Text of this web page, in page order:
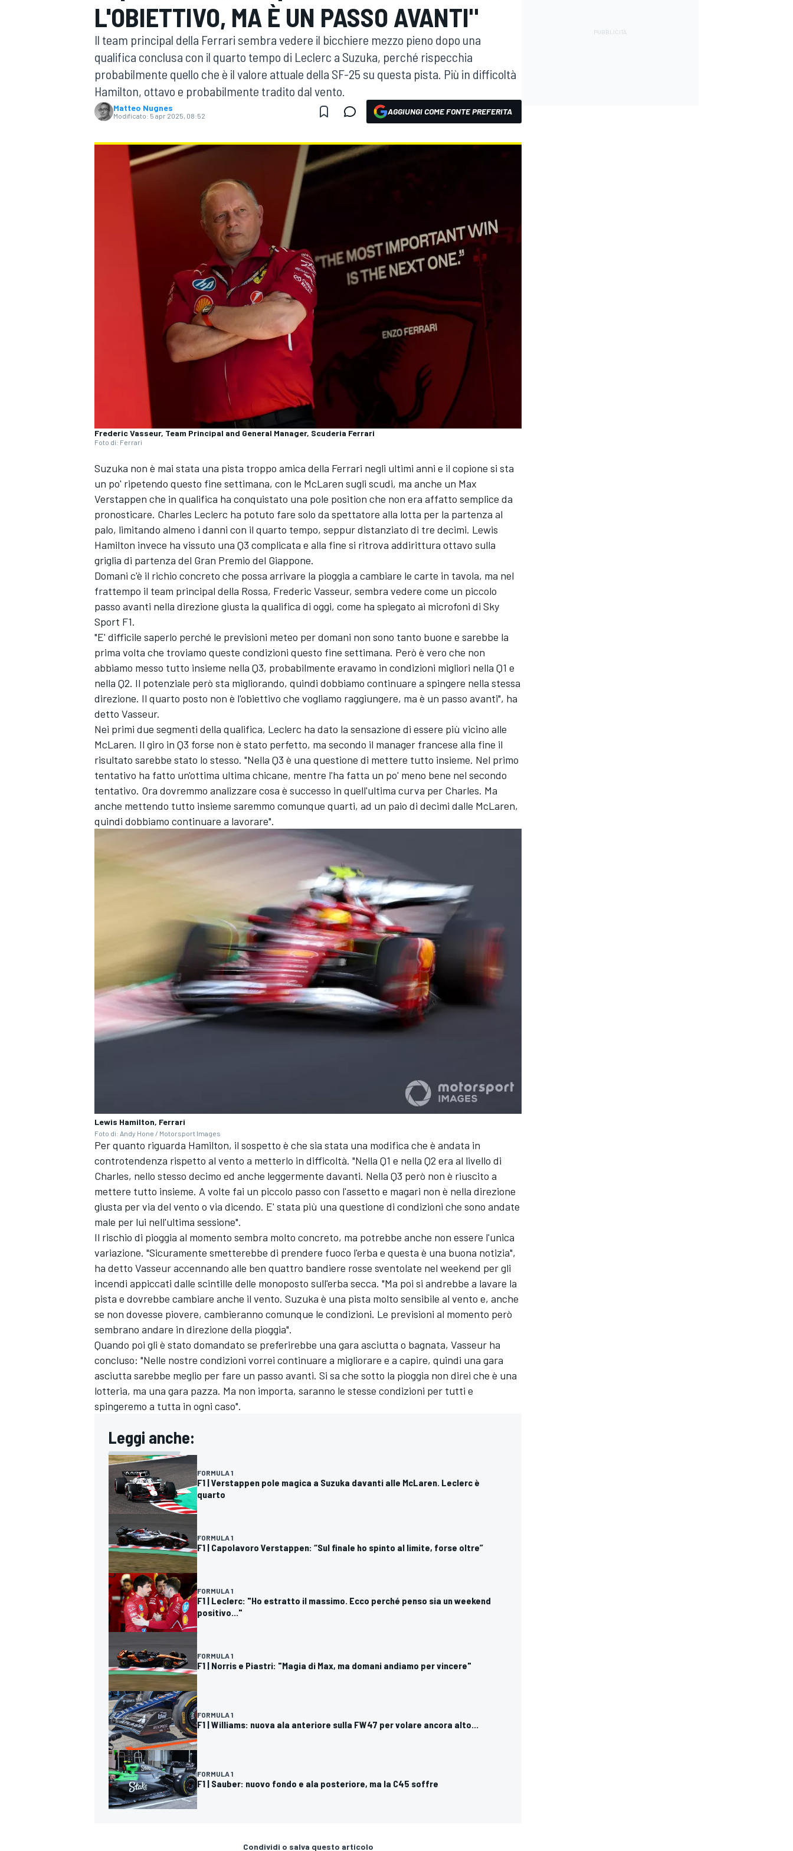
MOTOGP WEC
WRC
MONOPOSTO
ENDURANCE/GT
MONOMARCA
RALLY
L'OBIETTIVO, MA È UN PASSO AVANTI"
Il team principal della Ferrari sembra vedere il bicchiere mezzo pieno dopo una
qualifica conclusa con il quarto tempo di Leclerc a Suzuka, perché rispecchia
probabilmente quello che è il valore attuale della SF-25 su questa pista. Più in difficoltà
Hamilton, ottavo e probabilmente tradito dal vento.
Matteo Nugnes
Modificato: 5 apr 2025, 08:52 AGGIUNGI COME FONTE PREFERITA
Frederic Vasseur, Team Principal and General Manager, Scuderia Ferrari
Foto di: Ferrari
Suzuka non è mai stata una pista troppo amica della Ferrari negli ultimi anni e il copione si sta
un po' ripetendo questo fine settimana, con le McLaren sugli scudi, ma anche un Max
Verstappen che in qualifica ha conquistato una pole position che non era affatto semplice da
pronosticare. Charles Leclerc ha potuto fare solo da spettatore alla lotta per la partenza al
palo, limitando almeno i danni con il quarto tempo, seppur distanziato di tre decimi. Lewis
Hamilton invece ha vissuto una Q3 complicata e alla fine si ritrova addirittura ottavo sulla
griglia di partenza del Gran Premio del Giappone.
Domani c'è il richio concreto che possa arrivare la pioggia a cambiare le carte in tavola, ma nel
frattempo il team principal della Rossa, Frederic Vasseur, sembra vedere come un piccolo
passo avanti nella direzione giusta la qualifica di oggi, come ha spiegato ai microfoni di Sky
Sport F1.
"E' difficile saperlo perché le previsioni meteo per domani non sono tanto buone e sarebbe la
prima volta che troviamo queste condizioni questo fine settimana. Però è vero che non
abbiamo messo tutto insieme nella Q3, probabilmente eravamo in condizioni migliori nella Q1 e
nella Q2. Il potenziale però sta migliorando, quindi dobbiamo continuare a spingere nella stessa
direzione. Il quarto posto non è l'obiettivo che vogliamo raggiungere, ma è un passo avanti", ha
detto Vasseur.
Nei primi due segmenti della qualifica, Leclerc ha dato la sensazione di essere più vicino alle
McLaren. Il giro in Q3 forse non è stato perfetto, ma secondo il manager francese alla fine il
risultato sarebbe stato lo stesso. "Nella Q3 è una questione di mettere tutto insieme. Nel primo
tentativo ha fatto un'ottima ultima chicane, mentre l'ha fatta un po' meno bene nel secondo
tentativo. Ora dovremmo analizzare cosa è successo in quell'ultima curva per Charles. Ma
anche mettendo tutto insieme saremmo comunque quarti, ad un paio di decimi dalle McLaren,
quindi dobbiamo continuare a lavorare".
Lewis Hamilton, Ferrari
Foto di: Andy Hone / Motorsport Images
Per quanto riguarda Hamilton, il sospetto è che sia stata una modifica che è andata in
controtendenza rispetto al vento a metterlo in difficoltà. "Nella Q1 e nella Q2 era al livello di
Charles, nello stesso decimo ed anche leggermente davanti. Nella Q3 però non è riuscito a
mettere tutto insieme. A volte fai un piccolo passo con l'assetto e magari non è nella direzione
giusta per via del vento o via dicendo. E' stata più una questione di condizioni che sono andate
male per lui nell'ultima sessione".
Il rischio di pioggia al momento sembra molto concreto, ma potrebbe anche non essere l'unica
variazione. "Sicuramente smetterebbe di prendere fuoco l'erba e questa è una buona notizia",
ha detto Vasseur accennando alle ben quattro bandiere rosse sventolate nel weekend per gli
incendi appiccati dalle scintille delle monoposto sull'erba secca. "Ma poi si andrebbe a lavare la
pista e dovrebbe cambiare anche il vento. Suzuka è una pista molto sensibile al vento e, anche
se non dovesse piovere, cambieranno comunque le condizioni. Le previsioni al momento però
sembrano andare in direzione della pioggia".
Quando poi gli è stato domandato se preferirebbe una gara asciutta o bagnata, Vasseur ha
concluso: "Nelle nostre condizioni vorrei continuare a migliorare e a capire, quindi una gara
asciutta sarebbe meglio per fare un passo avanti. Si sa che sotto la pioggia non direi che è una
lotteria, ma una gara pazza. Ma non importa, saranno le stesse condizioni per tutti e
spingeremo a tutta in ogni caso".
Leggi anche:
FORMULA 1
F1 | Verstappen pole magica a Suzuka davanti alle McLaren. Leclerc è
quarto
FORMULA 1
F1 | Capolavoro Verstappen: “Sul finale ho spinto al limite, forse oltre”
FORMULA 1
F1 | Leclerc: "Ho estratto il massimo. Ecco perché penso sia un weekend
positivo..."
FORMULA 1
F1 | Norris e Piastri: "Magia di Max, ma domani andiamo per vincere"
FORMULA 1
F1 | Williams: nuova ala anteriore sulla FW47 per volare ancora alto...
FORMULA 1
F1 | Sauber: nuovo fondo e ala posteriore, ma la C45 soffre
Condividi o salva questo articolo